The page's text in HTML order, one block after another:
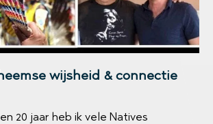
wijsheid & connectie
20 jaar heb ik vele Natives